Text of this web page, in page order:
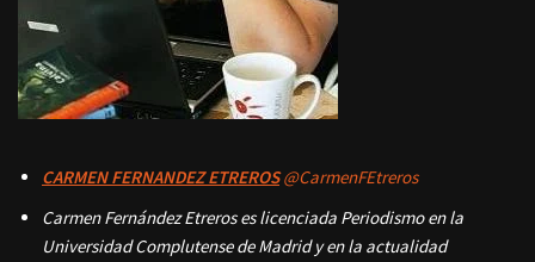
CARMEN FERNANDEZ ETREROS @CarmenFEtreros
Carmen Fernández Etreros es licenciada Periodismo en la
Universidad Complutense de Madrid y en la actualidad